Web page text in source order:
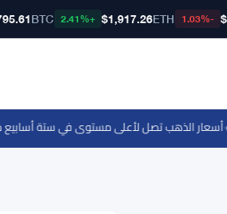
-1.03%
ETH
$1,917.26
+2.41%
BTC
الذهب تصل لأعلى مستوى في ستة أسابيع مع شراء الصين 82